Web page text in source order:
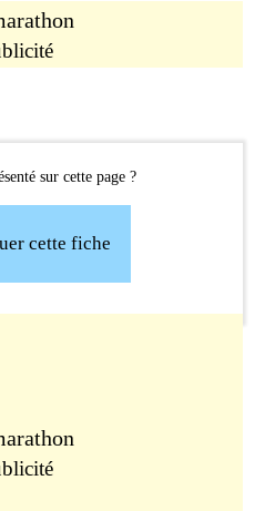
sur cette page ?
cette fiche